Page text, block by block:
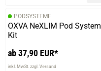
PODSYSTEME
OXVA NeXLIM Pod System
Kit
ab 37,90 EUR*
inkl. MwSt. zzgl. Versand